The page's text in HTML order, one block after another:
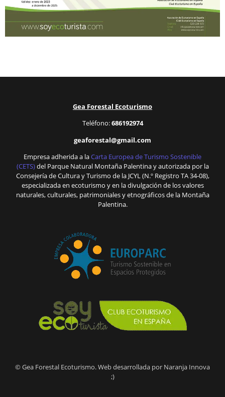
Gea Forestal Ecoturismo
Teléfono:686192974
geaforestal@gmail.com
Empresa adherida a laCarta Europea de Turismo Sostenible
(CETS)del Parque Natural Montaña Palentina y autorizada por la
Consejería de Cultura y Turismo de la JCYL (N.º Registro TA 34-08),
especializada en ecoturismo y en la divulgación de los valores
naturales, culturales, patrimoniales y etnográficos de la Montaña
Palentina.
© Gea Forestal Ecoturismo. Web desarrollada por Naranja Innova
;)